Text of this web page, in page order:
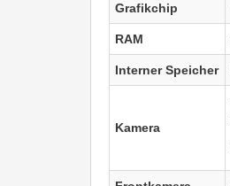
Grafikchip
RAM
Interner Speicher
Kamera